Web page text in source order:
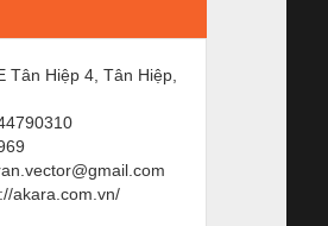
Tân Hiệp 4, Tân Hiệp,
akara.com.vn/